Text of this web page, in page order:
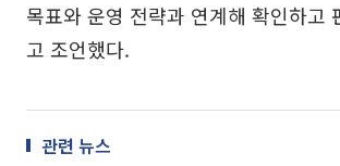
목표와 운영 전략과 연계해 확인하고
고 조언했다.
관련 뉴스